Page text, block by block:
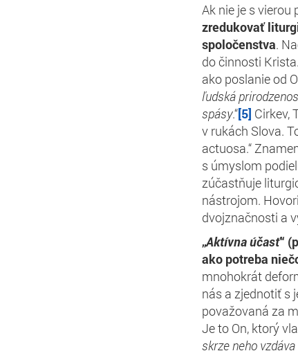
Ak nie je s
zredukovať
spoločenstva.
do činnosti
ako poslanie od
ľudská
spásy.“[5] Cirkev,
v rukách Slova.
actuosa.“
s úmyslom
zúčastňuje
nástrojom.
dvojznačnosti a
„Aktívna účasť“
ako potreba
mnohokrát
nás a zjednotiť s
považovaná za
Je to On, ktorý
skrze neho